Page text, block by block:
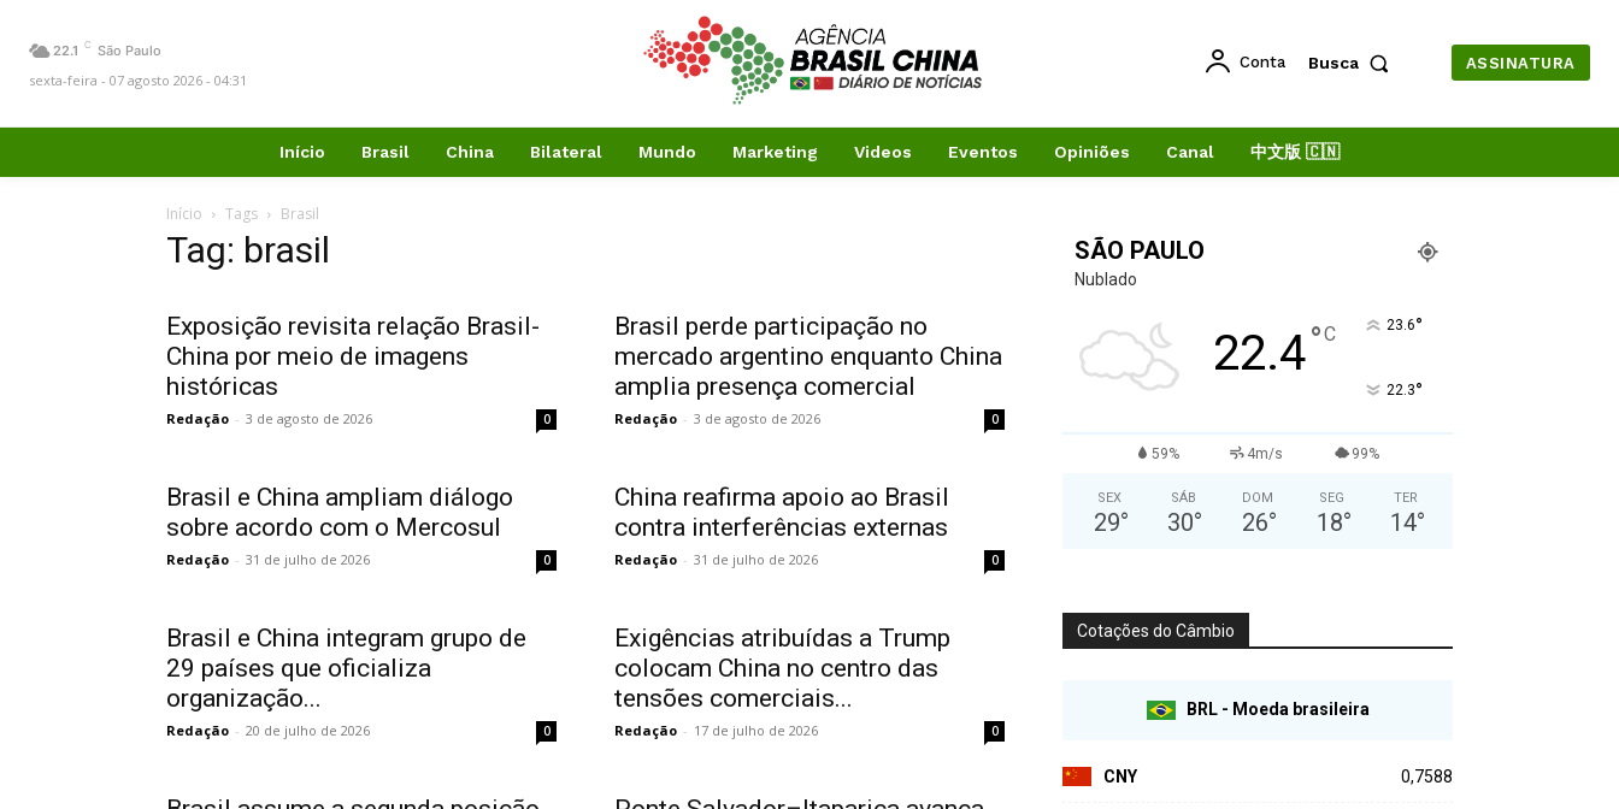
22.1 C São Paulo
sexta-feira - 07 agosto 2026 - 04:31
Conta Busca ASSINATURA
Início Brasil China Bilateral Mundo Marketing Videos Eventos Opiniões Canal 中文版 🇨🇳
Início Tags Brasil
Tag: brasil
Exposição revisita relação Brasil-
China por meio de imagens
históricas
Redação - 3 de agosto de 2026 0
Brasil perde participação no
mercado argentino enquanto China
amplia presença comercial
Redação - 3 de agosto de 2026 0
Brasil e China ampliam diálogo
sobre acordo com o Mercosul
Redação - 31 de julho de 2026 0
China reafirma apoio ao Brasil
contra interferências externas
Redação - 31 de julho de 2026 0
Brasil e China integram grupo de
29 países que oficializa
organização...
Redação - 20 de julho de 2026 0
Exigências atribuídas a Trump
colocam China no centro das
tensões comerciais...
Redação - 17 de julho de 2026 0
SÃO PAULO
Nublado
22.4°C 23.6°
22.3°
59% 4m/s 99%
SEX
29°
SÁB
30°
DOM
26°
SEG
18°
TER
14°
Cotações do Câmbio
BRL - Moeda brasileira
CNY 0,7588